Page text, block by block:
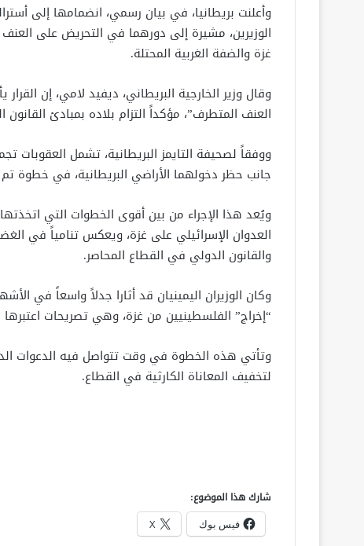
وأعلنت بريطانيا، في بيان رسمي، انضمامها إلى
الوزيرين، مشيرة إلى دورهما في التحريض على
غزة والضفة الغربية المحتلة.
وقال وزير الخارجية البريطاني، ديفيد لامي، إن
العنف المتطرف”، مؤكداً التزام بلاده بمبادئ
ووفقاً لصحيفة التايمز البريطانية، تشمل العقوبات
جانب حظر دخولهما الأراضي البريطانية، في خطوة تم
ويُعد هذا الإجراء من بين أقوى الخطوات التي
العدوان الإسرائيلي على غزة، ويعكس تنامياً في
والقانون الدولي في القطاع المحاصر.
وكان الوزيران اليمينيان قد أثارا جدلاً واسعاً في
“إخراج” الفلسطينيين من غزة، وهي تصريحات اعتبرها
وتأتي هذه الخطوة في وقت تتواصل فيه الدعوات
لتخفيف المعاناة الكارثية في القطاع.
شارك هذا الموضوع:
فيس بوك X